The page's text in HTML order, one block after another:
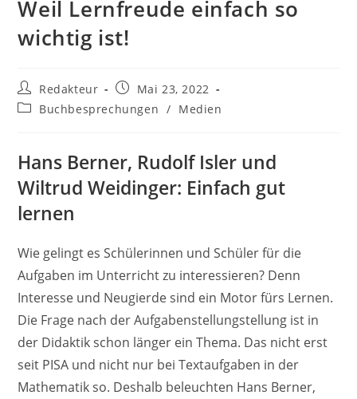
Weil Lernfreude einfach so
wichtig ist!
Beitrags-
Autor:
Redakteur
Beitrag
veröffentlicht:
Mai 23, 2022
Beitrags-
Buchbesprechungen / Medien
Hans Berner, Rudolf Isler und
Wiltrud Weidinger: Einfach gut
lernen
Wie gelingt es Schülerinnen und Schüler für die
Aufgaben im Unterricht zu interessieren? Denn
Interesse und Neugierde sind ein Motor fürs Lernen.
Die Frage nach der Aufgabenstellungstellung ist in
der Didaktik schon länger ein Thema. Das nicht erst
seit PISA und nicht nur bei Textaufgaben in der
Mathematik so. Deshalb beleuchten Hans Berner,